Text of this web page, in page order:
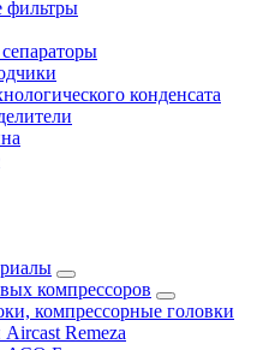
фильтры
конденсата
компрессоров
компрессорные головки
Remeza